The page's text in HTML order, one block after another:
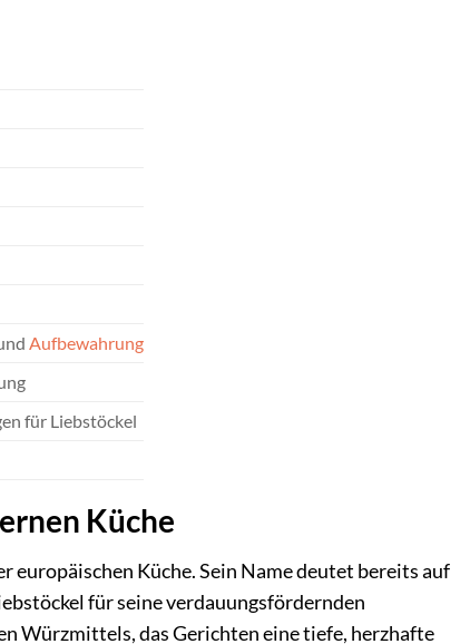
Aufbewahrung
für Liebstöckel
Küche
Küche. Sein Name deutet bereits auf
für seine verdauungsfördernden
Würzmittels, das Gerichten eine tiefe, herzhafte